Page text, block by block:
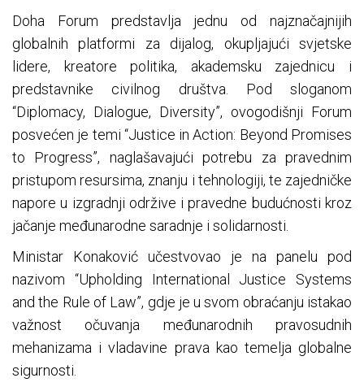
Doha Forum predstavlja jednu od najznačajnijih
globalnih platformi za dijalog, okupljajući svjetske
lidere, kreatore politika, akademsku zajednicu i
predstavnike civilnog društva. Pod sloganom
“Diplomacy, Dialogue, Diversity”, ovogodišnji Forum
posvećen je temi “Justice in Action: Beyond Promises
to Progress”, naglašavajući potrebu za pravednim
pristupom resursima, znanju i tehnologiji, te zajedničke
napore u izgradnji održive i pravedne budućnosti kroz
jačanje međunarodne saradnje i solidarnosti.
Ministar Konaković učestvovao je na panelu pod
nazivom “Upholding International Justice Systems
and the Rule of Law”, gdje je u svom obraćanju istakao
važnost očuvanja međunarodnih pravosudnih
mehanizama i vladavine prava kao temelja globalne
sigurnosti.